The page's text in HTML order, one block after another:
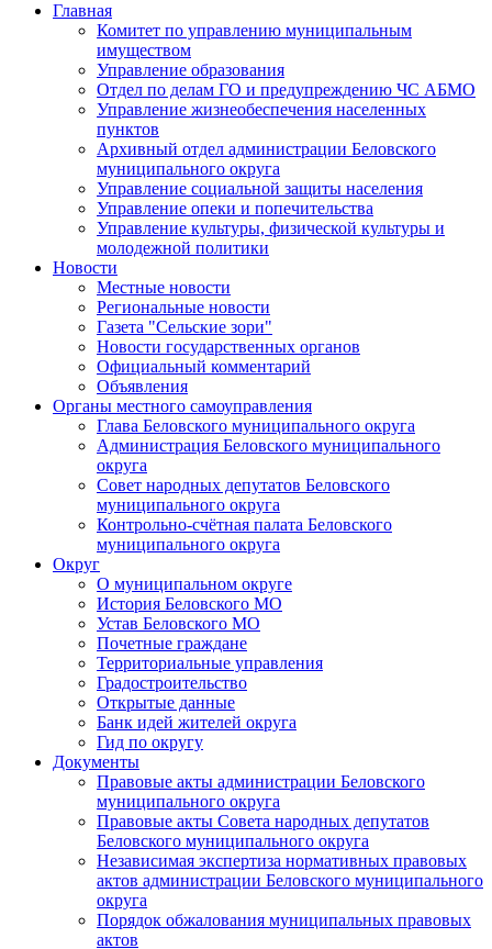
Главная
Комитет по управлению муниципальным
имуществом
Управление образования
Отдел по делам ГО и предупреждению ЧС АБМО
Управление жизнеобеспечения населенных
пунктов
Архивный отдел администрации Беловского
муниципального округа
Управление социальной защиты населения
Управление опеки и попечительства
Управление культуры, физической культуры и
молодежной политики
Новости
Местные новости
Региональные новости
Газета "Сельские зори"
Новости государственных органов
Официальный комментарий
Объявления
Органы местного самоуправления
Глава Беловского муниципального округа
Администрация Беловского муниципального
округа
Совет народных депутатов Беловского
муниципального округа
Контрольно-счётная палата Беловского
муниципального округа
Округ
О муниципальном округе
История Беловского МО
Устав Беловского МО
Почетные граждане
Территориальные управления
Градостроительство
Открытые данные
Банк идей жителей округа
Гид по округу
Документы
Правовые акты администрации Беловского
муниципального округа
Правовые акты Совета народных депутатов
Беловского муниципального округа
Независимая экспертиза нормативных правовых
актов администрации Беловского муниципального
округа
Порядок обжалования муниципальных правовых
актов